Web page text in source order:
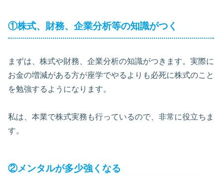
①株式、財務、企業分析等の知識がつく
まずは、株式や財務、企業分析の知識がつきます。実際に
お金の増減がある方が座学でやるよりも必死に株式のこと
を勉強するようになります。
私は、本業で株式実務も行っているので、非常に役立ちま
す。
②メンタルが多少強くなる